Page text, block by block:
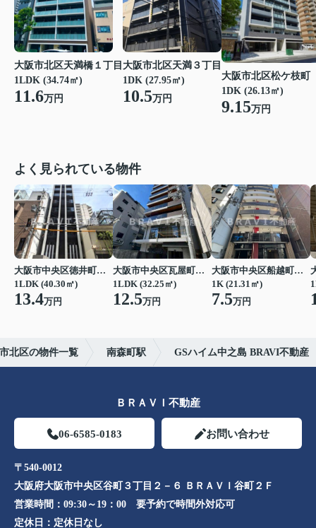
大阪市北区天満橋１丁目
1LDK (34.74㎡)
11.6万円
大阪市北区天満３丁目
1DK (27.95㎡)
10.5万円
大阪市北区松ケ枝町
1DK (26.13㎡)
9.15万円
よく見られている物件
大阪市中央区徳井町２丁目
1LDK (40.30㎡)
13.4万円
大阪市中央区瓦屋町１丁目
1LDK (32.25㎡)
12.5万円
大阪市中央区船越町２丁目
1K (21.31㎡)
7.5万円
北区の物件一覧 南森町駅 GSハイム中之島 BRAVI不動産
ＢＲＡＶＩ不動産
06-6585-0183 お問い合わせ
〒540-0012
大阪府大阪市中央区谷町３丁目２－６ ＢＲＡＶＩ谷町２Ｆ
営業時間： 09:30～19：00 要予約で時間外対応可
定休日： 定休日なし